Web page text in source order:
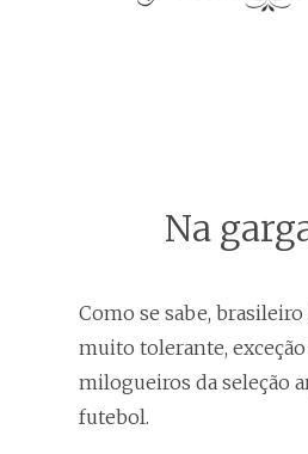
Na
Como se sabe,
muito tolerante,
milogueiros da seleção
futebol.